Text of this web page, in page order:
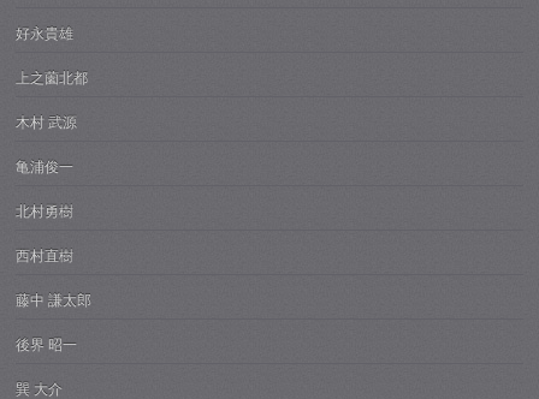
好永貴雄
上之薗北都
木村 武源
亀浦俊一
北村勇樹
西村直樹
藤中 謙太郎
後界 昭一
巽 大介